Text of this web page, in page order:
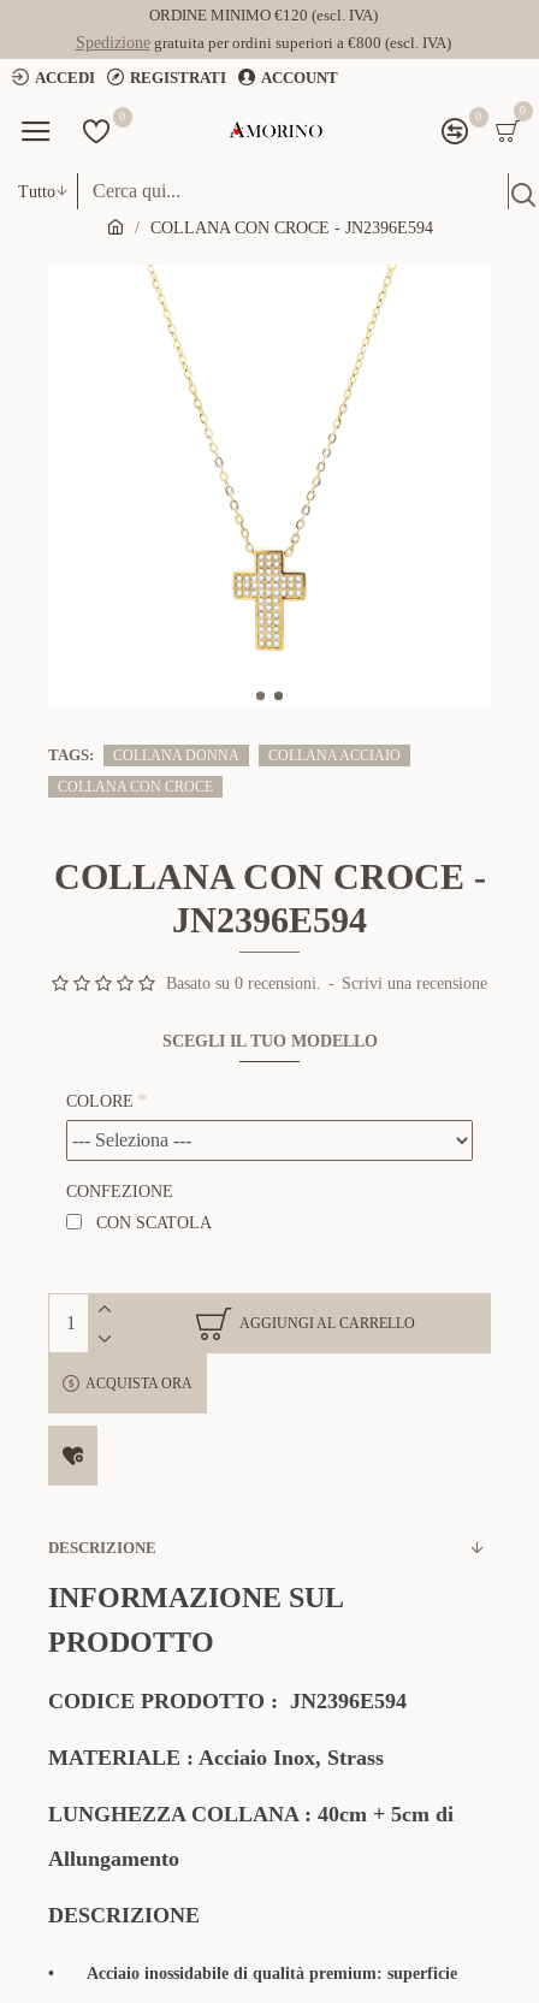
ORDINE MINIMO €120 (escl. IVA)
Spedizionegratuita per ordini superiori a €800 (escl. IVA)
ACCEDI
REGISTRATI ACCOUNT
0 0 0
Tutto
COLLANA CON CROCE - JN2396E594
TAGS: COLLANA DONNA
COLLANA ACCIAIO
COLLANA CON CROCE
COLLANA CON CROCE -
JN2396E594
Basato su 0 recensioni. - Scrivi una recensione
SCEGLI IL TUO MODELLO
COLORE
CONFEZIONE
CON SCATOLA
AGGIUNGI AL CARRELLO
ACQUISTA ORA
DESCRIZIONE
INFORMAZIONE SUL
PRODOTTO
CODICE PRODOTTO : JN2396E594
MATERIALE : Acciaio Inox, Strass
LUNGHEZZA COLLANA : 40cm + 5cm di
Allungamento
DESCRIZIONE
• Acciaio inossidabile di qualità premium: superficie